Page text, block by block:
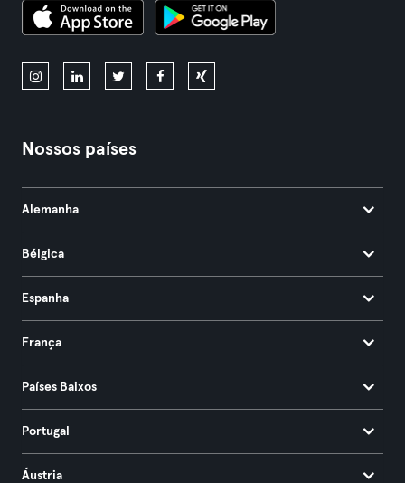
Nossos países
Alemanha
Bélgica
Espanha
França
Países Baixos
Portugal
Áustria